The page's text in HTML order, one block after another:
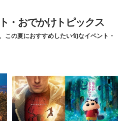
・おでかけトピックス
この夏におすすめしたい旬なイベント・